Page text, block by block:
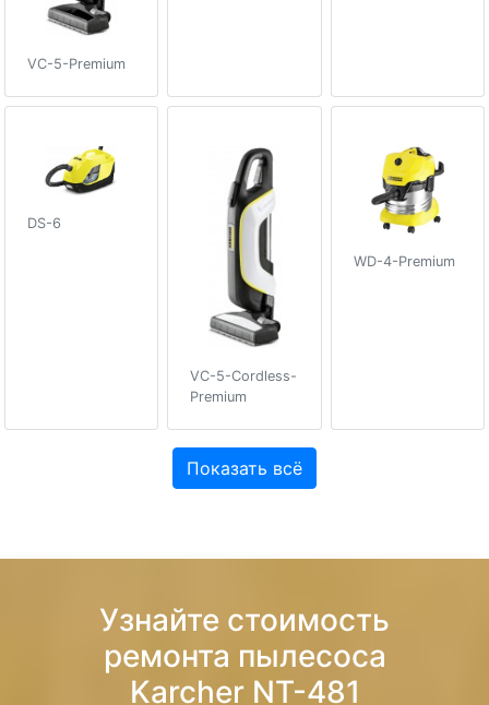
VC-5-Premium
DS-6
VC-5-Cordless-
Premium
WD-4-Premium
Показать всё
Узнайте стоимость
ремонта пылесоса
Karcher NT-481